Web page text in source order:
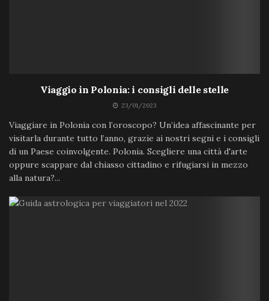
Viaggio in Polonia: i consigli delle stelle
23/01/2023
Viaggiare in Polonia con l’oroscopo? Un’idea affascinante per
visitarla durante tutto l’anno, grazie ai nostri segni e i consigli
di un Paese coinvolgente. Polonia. Scegliere una città d'arte
oppure scappare dal chiasso cittadino e rifugiarsi in mezzo
alla natura?...